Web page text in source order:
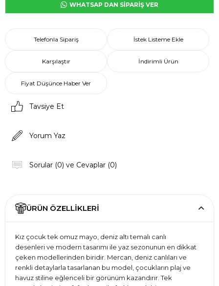
WHATSAP DAN SİPARİŞ VER
Telefonla Sipariş İstek Listeme Ekle
Karşılaştır İndirimli Ürün
Fiyat Düşünce Haber Ver
Tavsiye Et
Yorum Yaz
Sorular (0) ve Cevaplar (0)
ÜRÜN ÖZELLIKLERI
Kız çocuk tek omuz mayo, deniz altı temalı canlı
desenleri ve modern tasarımı ile yaz sezonunun en dikkat
çeken modellerinden biridir. Mercan, deniz canlıları ve
renkli detaylarla tasarlanan bu model, çocukların plaj ve
havuz stiline eğlenceli bir görünüm kazandırır. Tek